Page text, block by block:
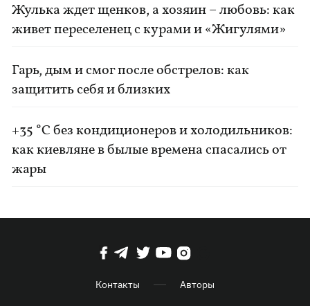
Жулька ждет щенков, а хозяин – любовь: как
живет переселенец с курами и «Жигулями»
Гарь, дым и смог после обстрелов: как
защитить себя и близких
+35 °C без кондиционеров и холодильников:
как киевляне в былые времена спасались от
жары
Контакты Авторы